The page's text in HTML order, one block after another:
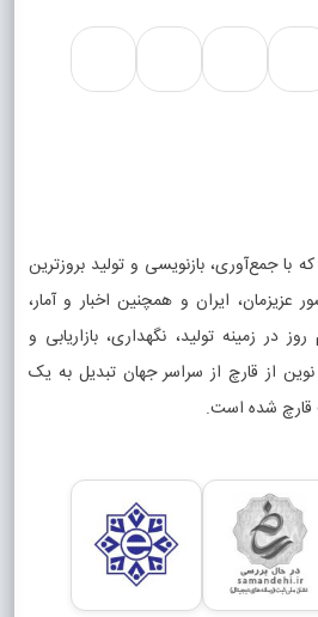
با جمع‌آوری، بازنویسی و تولید بروزترین
عزیزمان، ایران و همچنین اخبار و آمار،
در زمینه تولید، نگهداری، بازاریابی و
از قارچ از سراسر جهان تبدیل به یک
شده است.